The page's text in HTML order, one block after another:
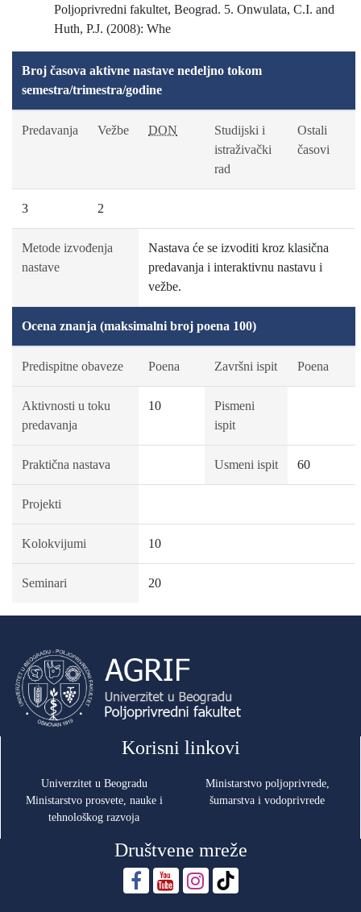
Poljoprivredni fakultet, Beograd. 5. Onwulata, C.I. and
Huth, P.J. (2008): Whe
Broj časova aktivne nastave nedeljno tokom
semestra/trimestra/godine
Predavanja Vežbe DON
Studijski i
istraživački
rad
Ostali
časovi
3 2
Metode izvođenja
nastave
Nastava će se izvoditi kroz klasična
predavanja i interaktivnu nastavu i
vežbe.
Ocena znanja (maksimalni broj poena 100)
Predispitne obaveze Poena Završni ispit Poena
Aktivnosti u toku
predavanja
10
Pismeni
ispit
Praktična nastava Usmeni ispit 60
Projekti
Kolokvijumi 10
Seminari 20
Korisni linkovi
Univerzitet u Beogradu
Ministarstvo prosvete, nauke i
tehnološkog razvoja
Ministarstvo poljoprivrede,
šumarstva i vodoprivrede
Društvene mreže